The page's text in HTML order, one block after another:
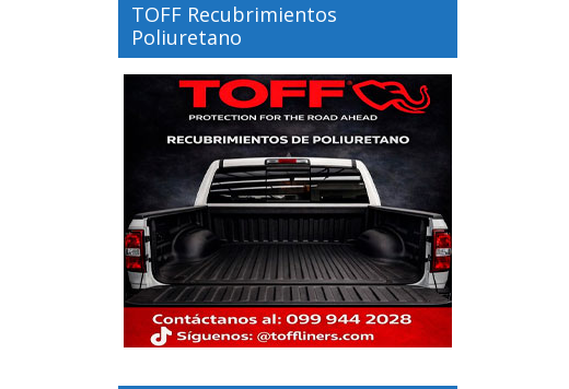
TOFF Recubrimientos
Poliuretano